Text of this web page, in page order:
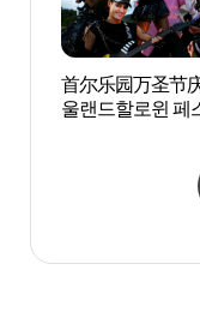
首尔乐园万圣节
울랜드할로윈 페